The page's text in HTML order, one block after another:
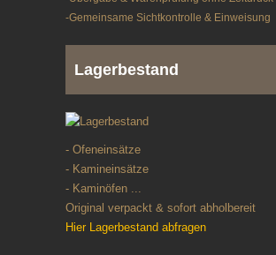
-Gemeinsame Sichtkontrolle & Einweisung
Lagerbestand
- Ofeneinsätze
- Kamineinsätze
- Kaminöfen ...
Original verpackt & sofort abholbereit
Hier Lagerbestand abfragen